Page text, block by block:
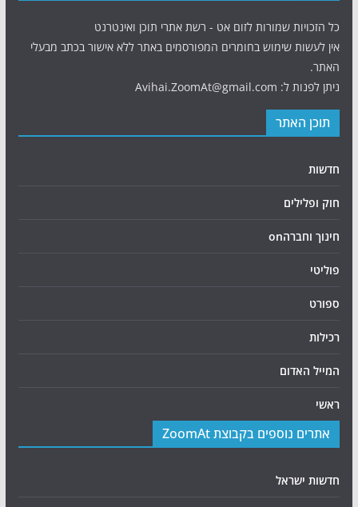
כל הזכויות שמורות לזום אט - רשת אתרי תוכן ואינטרנט
אין לעשות שימוש בחומרים המפורסמים באתר ללא אישור בכתב מבעלי
האתר.
ניתן לפנות ל: Avihai.ZoomAt@gmail.com
תוכן האתר
חדשות
חוק ופלילים
חינוך וחברהon
פוליטי
ספורט
רכילות
המייל האדום
ראשי
אתרים נוספים בקבוצת ZoomAt
חדשות ישראל